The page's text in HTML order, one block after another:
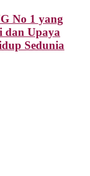
No 1 yang
dan Upaya
Sedunia